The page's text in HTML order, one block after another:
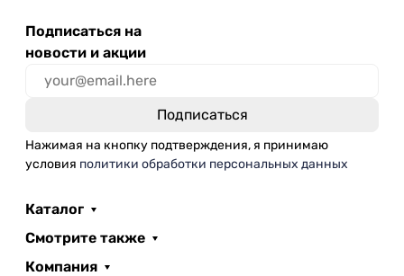
Подписаться на
новости и акции
Нажимая на кнопку подтверждения, я принимаю
условия политики обработки персональных данных
Каталог
Смотрите также
Компания